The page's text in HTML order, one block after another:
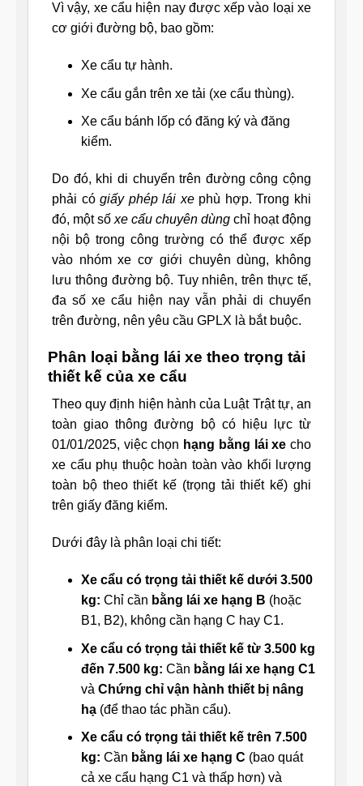
Vì vậy, xe cẩu hiện nay được xếp vào loại xe
cơ giới đường bộ, bao gồm:
Xe cẩu tự hành.
Xe cẩu gắn trên xe tải (xe cẩu thùng).
Xe cẩu bánh lốp có đăng ký và đăng
kiểm.
Do đó, khi di chuyển trên đường công cộng
phải cógiấy phép lái xephù hợp. Trong khi
đó, một số xe cẩu chuyên dùng chỉ hoạt động
nội bộ trong công trường có thể được xếp
vào nhóm xe cơ giới chuyên dùng, không
lưu thông đường bộ. Tuy nhiên, trên thực tế,
đa số xe cẩu hiện nay vẫn phải di chuyển
trên đường, nên yêu cầu GPLX là bắt buộc.
Phân loại bằng lái xe theo trọng tải
thiết kế của xe cẩu
Theo quy định hiện hành của Luật Trật tự, an
toàn giao thông đường bộ có hiệu lực từ
01/01/2025, việc chọn hạng bằng lái xe cho
xe cẩu phụ thuộc hoàn toàn vào khối lượng
toàn bộ theo thiết kế (trọng tải thiết kế) ghi
trên giấy đăng kiểm.
Dưới đây là phân loại chi tiết:
Xe cẩu có trọng tải thiết kế dưới 3.500
kg: Chỉ cần bằng lái xe hạng B (hoặc
B1, B2), không cần hạng C hay C1.
Xe cẩu có trọng tải thiết kế từ 3.500 kg
đến 7.500 kg: Cần bằng lái xe hạng C1
và Chứng chỉ vận hành thiết bị nâng
hạ(để thao tác phần cẩu).
Xe cẩu có trọng tải thiết kế trên 7.500
kg: Cần bằng lái xe hạng C (bao quát
cả xe cẩu hạng C1 và thấp hơn) và